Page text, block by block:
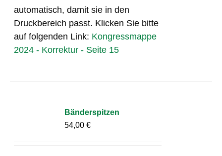
automatisch, damit sie in den
Druckbereich passt. Klicken Sie bitte
auf folgenden Link: Kongressmappe
2024 - Korrektur - Seite 15
Bänderspitzen
54,00€